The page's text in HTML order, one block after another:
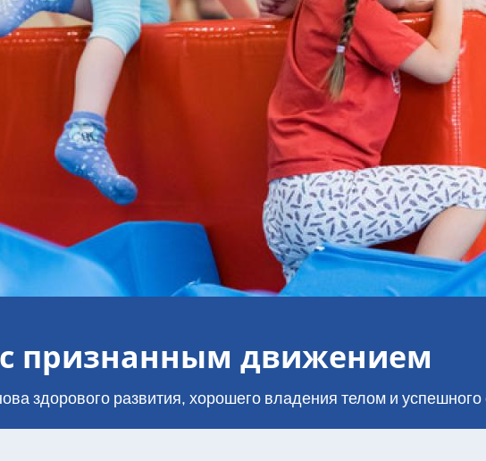
признанным движением
здорового развития, хорошего владения телом и успешного